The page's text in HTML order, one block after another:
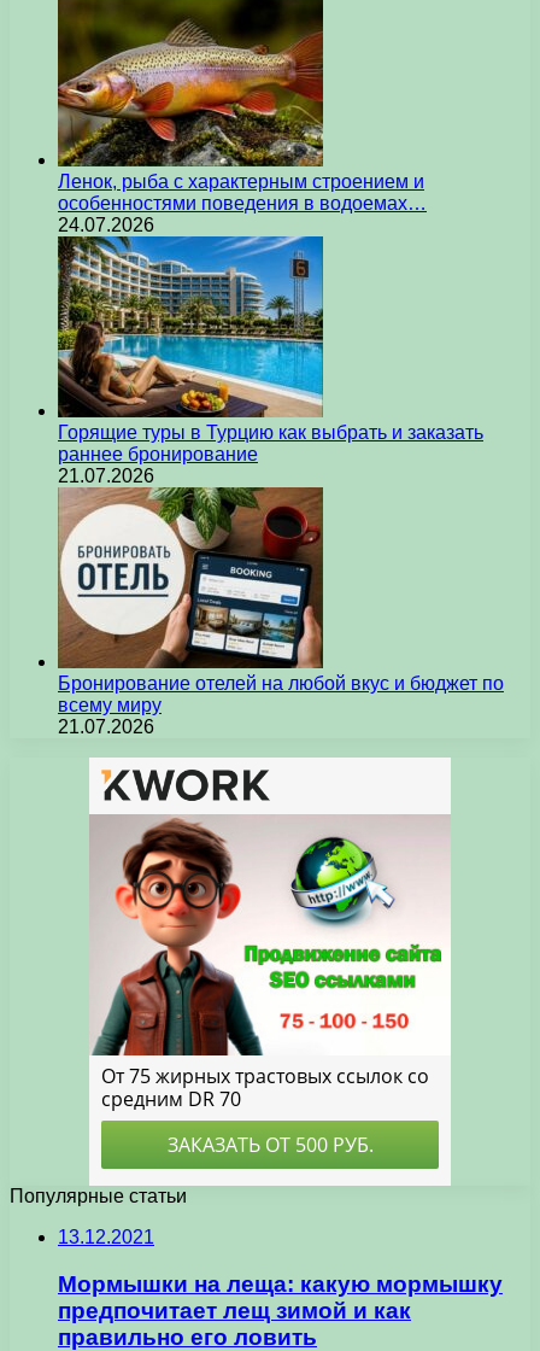
Ленок, рыба с характерным строением и
особенностями поведения в водоемах…
24.07.2026
Горящие туры в Турцию как выбрать и заказать
раннее бронирование
21.07.2026
Бронирование отелей на любой вкус и бюджет по
всему миру
21.07.2026
Популярные статьи
13.12.2021
Мормышки на леща: какую мормышку
предпочитает лещ зимой и как
правильно его ловить